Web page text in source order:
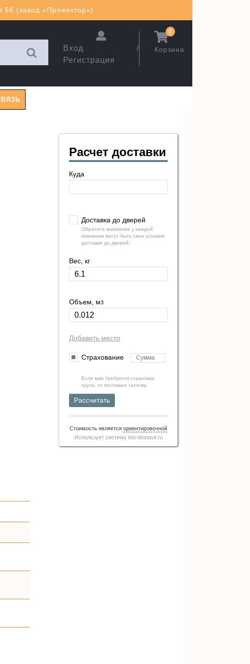
56 (завод «Прожектор»)
Вход /
Регистрация
Корзина
0
Расчет доставки
Куда
Доставка до дверей
Обратите внимание у каждой
компании могут быть свои условия
доставки до дверей.
Вес, кг
Объем, м3
Добавить место
Страхование
Если вам требуется страховка
груза, то поставьте галочку.
Рассчитать
Стоимость является ориентировочной
Использует систему kto-dostavit.ru